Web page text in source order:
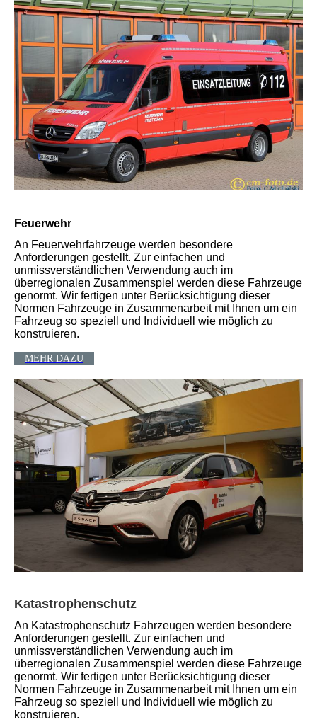
Feuerwehr
An Feuerwehrfahrzeuge werden besondere
Anforderungen gestellt. Zur einfachen und
unmissverständlichen Verwendung auch im
überregionalen Zusammenspiel werden diese Fahrzeuge
genormt. Wir fertigen unter Berücksichtigung dieser
Normen Fahrzeuge in Zusammenarbeit mit Ihnen um ein
Fahrzeug so speziell und Individuell wie möglich zu
konstruieren.
MEHR DAZU
Katastrophenschutz
An Katastrophenschutz Fahrzeugen werden besondere
Anforderungen gestellt. Zur einfachen und
unmissverständlichen Verwendung auch im
überregionalen Zusammenspiel werden diese Fahrzeuge
genormt. Wir fertigen unter Berücksichtigung dieser
Normen Fahrzeuge in Zusammenarbeit mit Ihnen um ein
Fahrzeug so speziell und Individuell wie möglich zu
konstruieren.